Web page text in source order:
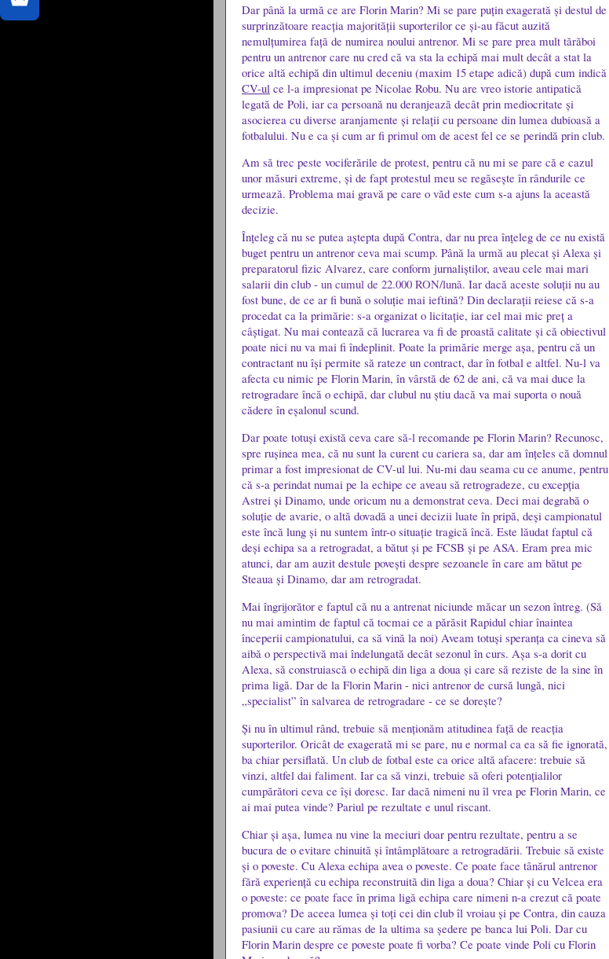
Dar până la urmă ce are Florin Marin? Mi se pare puțin exagerată și destul de
surprinzătoare reacția majorității suporterilor ce și-au făcut auzită
nemulțumirea față de numirea noului antrenor. Mi se pare prea mult tărăboi
pentru un antrenor care nu cred că va sta la echipă mai mult decât a stat la
orice altă echipă din ultimul deceniu (maxim 15 etape adică) după cum indică
CV-ul ce l-a impresionat pe Nicolae Robu. Nu are vreo istorie antipatică
legată de Poli, iar ca persoană nu deranjează decât prin mediocritate și
asocierea cu diverse aranjamente și relații cu persoane din lumea dubioasă a
fotbalului. Nu e ca și cum ar fi primul om de acest fel ce se perindă prin club.
Am să trec peste vociferările de protest, pentru că nu mi se pare că e cazul
unor măsuri extreme, și de fapt protestul meu se regăsește în rândurile ce
urmează. Problema mai gravă pe care o văd este cum s-a ajuns la această
decizie.
Înțeleg că nu se putea aștepta după Contra, dar nu prea înțeleg de ce nu există
buget pentru un antrenor ceva mai scump. Până la urmă au plecat și Alexa și
preparatorul fizic Alvarez, care conform jurnaliștilor, aveau cele mai mari
salarii din club - un cumul de 22.000 RON/lună. Iar dacă aceste soluții nu au
fost bune, de ce ar fi bună o soluție mai ieftină? Din declarații reiese că s-a
procedat ca la primărie: s-a organizat o licitație, iar cel mai mic preț a
câștigat. Nu mai contează că lucrarea va fi de proastă calitate și că obiectivul
poate nici nu va mai fi îndeplinit. Poate la primărie merge așa, pentru că un
contractant nu își permite să rateze un contract, dar în fotbal e altfel. Nu-l va
afecta cu nimic pe Florin Marin, în vârstă de 62 de ani, că va mai duce la
retrogradare încă o echipă, dar clubul nu știu dacă va mai suporta o nouă
cădere în eșalonul scund.
Dar poate totuși există ceva care să-l recomande pe Florin Marin? Recunosc,
spre rușinea mea, că nu sunt la curent cu cariera sa, dar am înțeles că domnul
primar a fost impresionat de CV-ul lui. Nu-mi dau seama cu ce anume, pentru
că s-a perindat numai pe la echipe ce aveau să retrogradeze, cu excepția
Astrei și Dinamo, unde oricum nu a demonstrat ceva. Deci mai degrabă o
soluție de avarie, o altă dovadă a unei decizii luate în pripă, deși campionatul
este încă lung și nu suntem într-o situație tragică încă. Este lăudat faptul că
deși echipa sa a retrogradat, a bătut și pe FCSB și pe ASA. Eram prea mic
atunci, dar am auzit destule povești despre sezoanele în care am bătut pe
Steaua și Dinamo, dar am retrogradat.
Mai îngrijorător e faptul că nu a antrenat niciunde măcar un sezon întreg. (Să
nu mai amintim de faptul că tocmai ce a părăsit Rapidul chiar înaintea
începerii campionatului, ca să vină la noi) Aveam totuși speranța ca cineva să
aibă o perspectivă mai îndelungată decât sezonul în curs. Așa s-a dorit cu
Alexa, să construiască o echipă din liga a doua și care să reziste de la sine în
prima ligă. Dar de la Florin Marin - nici antrenor de cursă lungă, nici
„specialist” în salvarea de retrogradare - ce se dorește?
Și nu în ultimul rând, trebuie să menționăm atitudinea față de reacția
suporterilor. Oricât de exagerată mi se pare, nu e normal ca ea să fie ignorată,
ba chiar persiflată. Un club de fotbal este ca orice altă afacere: trebuie să
vinzi, altfel dai faliment. Iar ca să vinzi, trebuie să oferi potențialilor
cumpărători ceva ce își doresc. Iar dacă nimeni nu îl vrea pe Florin Marin, ce
ai mai putea vinde? Pariul pe rezultate e unul riscant.
Chiar și așa, lumea nu vine la meciuri doar pentru rezultate, pentru a se
bucura de o evitare chinuită și întâmplătoare a retrogradării. Trebuie să existe
și o poveste. Cu Alexa echipa avea o poveste. Ce poate face tânărul antrenor
fără experiență cu echipa reconstruită din liga a doua? Chiar și cu Velcea era
o poveste: ce poate face în prima ligă echipa care nimeni n-a crezut că poate
promova? De aceea lumea și toți cei din club îl vroiau și pe Contra, din cauza
pasiunii cu care au rămas de la ultima sa ședere pe banca lui Poli. Dar cu
Florin Marin despre ce poveste poate fi vorba? Ce poate vinde Poli cu Florin